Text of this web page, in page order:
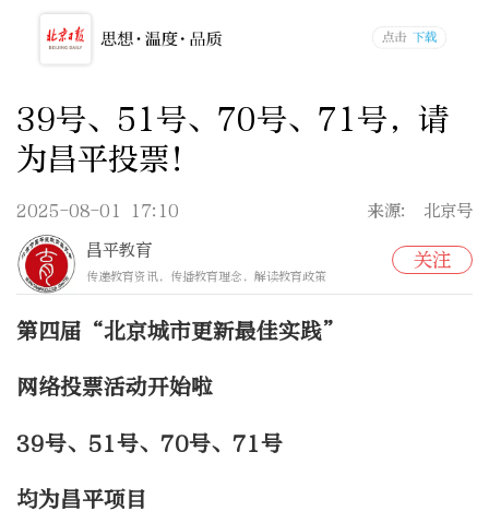
39号、51号、70号、71号，请
为昌平投票！
2025-08-01 17:10
来源: 北京号
昌平教育
传递教育资讯，传播教育理念，解读教育政策
关注
第四届“北京城市更新最佳实践”
网络投票活动开始啦
39号、51号、70号、71号
均为昌平项目